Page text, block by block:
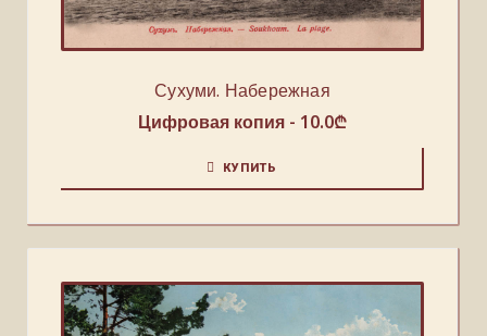
Сухуми. Набережная
Цифровая копия - 10.0₾
КУПИТЬ